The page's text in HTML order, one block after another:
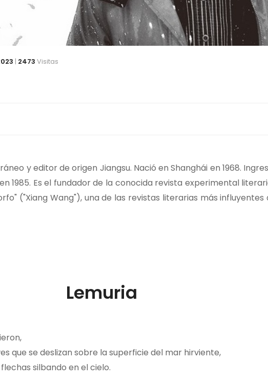
| 2473 Visitas
y editor de origen Jiangsu. Nació en Shanghái en 1968.
1985. Es el fundador de la conocida revista experimental
("Xiang Wang"), una de las revistas literarias más influyentes
Lemuria
que se deslizan sobre la superficie del mar hirviente,
silbando en el cielo.